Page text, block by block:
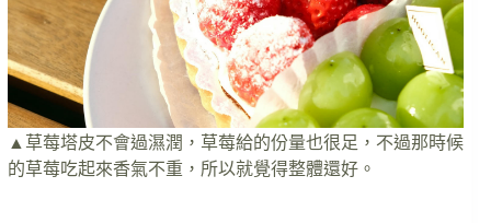
▲草莓塔皮不會過濕潤，草莓給的份量也很足，不過那時候
的草莓吃起來香氣不重，所以就覺得整體還好。